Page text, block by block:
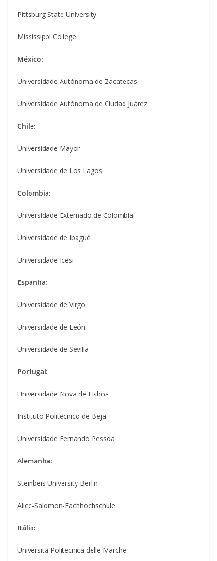
Pittsburg State University
Mississippi College
México:
Universidade Autónoma de Zacatecas
Universidade Autónoma de Ciudad Juárez
Chile:
Universidade Mayor
Universidade de Los Lagos
Colombia:
Universidade Externado de Colombia
Universidade de Ibagué
Universidade Icesi
Espanha:
Universidade de Virgo
Universidade de León
Universidade de Sevilla
Portugal:
Universidade Nova de Lisboa
Instituto Politécnico de Beja
Universidade Fernando Pessoa
Alemanha:
Steinbeis University Berlin
Alice-Salomon-Fachhochschule
Itália:
Università Politecnica delle Marche